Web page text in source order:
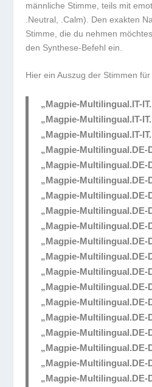
männliche Stimme, teils mit
.Neutral
.Calm). Den exakten
Stimme, die du nehmen
den Synthese-Befehl ein.
Hier ein Auszug der Stimmen
„Magpie-Multilingual.IT-
„Magpie-Multilingual.IT-
„Magpie-Multilingual.IT-
„Magpie-Multilingual.DE-
„Magpie-Multilingual.DE-
„Magpie-Multilingual.DE-
„Magpie-Multilingual.DE-
„Magpie-Multilingual.DE-
„Magpie-Multilingual.DE-
„Magpie-Multilingual.DE-
„Magpie-Multilingual.DE-
„Magpie-Multilingual.DE-
„Magpie-Multilingual.DE-
„Magpie-Multilingual.DE-
„Magpie-Multilingual.DE-
„Magpie-Multilingual.DE-
„Magpie-Multilingual.DE-
„Magpie-Multilingual.DE-
„Magpie-Multilingual.DE-